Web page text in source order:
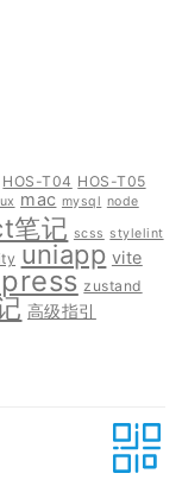
HOS-T04 HOS-T05
mac mysql node
笔记 scss stylelint
uniapp vite
zustand
高级指引